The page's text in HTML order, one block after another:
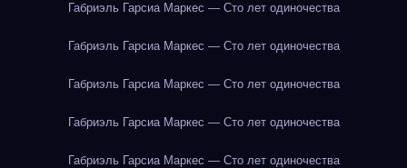
Габриэль Гарсиа Маркес — Сто лет одиночества
Габриэль Гарсиа Маркес — Сто лет одиночества
Габриэль Гарсиа Маркес — Сто лет одиночества
Габриэль Гарсиа Маркес — Сто лет одиночества
Габриэль Гарсиа Маркес — Сто лет одиночества